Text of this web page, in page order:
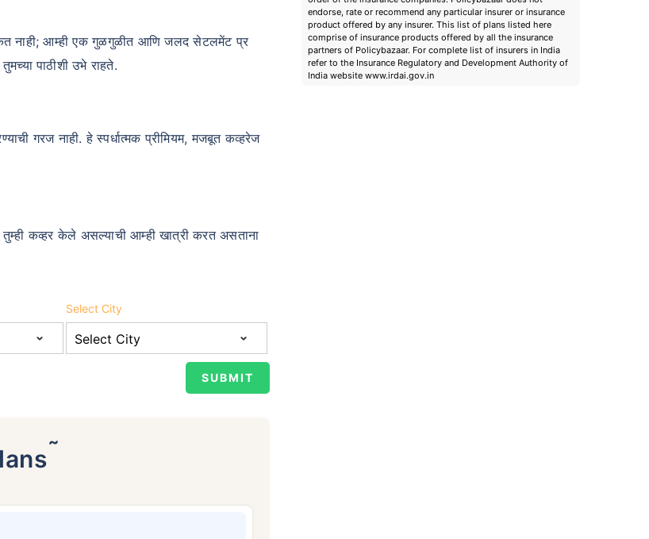
नाही; आम्ही एक गुळगुळीत आणि जलद सेटलमेंट प्र
पाठीशी उभे राहते.
गरज नाही. हे स्पर्धात्मक प्रीमियम, मजबूत कव्हरेज
तुम्ही कव्हर केले असल्याची आम्ही खात्री करत असताना
Select City
˜
endorse, rate or recommend any particular insurer or insurance
product offered by any insurer. This list of plans listed here
comprise of insurance products offered by all the insurance
partners of Policybazaar. For complete list of insurers in India
refer to the Insurance Regulatory and Development Authority of
India website www.irdai.gov.in